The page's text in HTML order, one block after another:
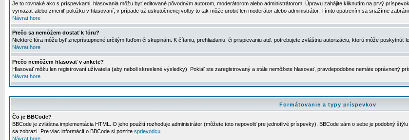
Je to rovnaké ako s príspevkami, hlasovania môžu byť editované pôvodným autorom, moderátorom alebo administrátorom. Úpravu zahájite kliknutím na prvý
vymazať alebo zmeniť položku v hlasovaní, v prípade už uskutočnenej voľby to tak môže urobiť len moderátor alebo administrátor. Tímto opatrením sa snažíme
Návrat hore
Prečo sa nemôžem dostať k fóru?
Niektoré fóra môžu byť zneprístupnené určitým ľuďom či skupinám. K čítaniu, prehliadaniu, či prispievaniu atď. potrebujete zvláštnu autorizáciu, ktorú môže poskytnúť
Návrat hore
Prečo nemôžem hlasovať v ankete?
Hlasovať môžu len registrovaní užívatelia (aby neboli skreslené výsledky). Pokiaľ ste zaregistrovaný a stále nemôžete hlasovať, pravdepodobne nemáte oprávnený
Návrat hore
Formátovanie a typy príspevkov
Čo je BBCode?
BBCode je zvláštna implementácia HTML. O jeho použití rozhoduje administrátor (môžete toto nepovoliť pre jednotlivé príspevky). BBCode sám o sebe je podobný
sa zobrazí. Pre viac informácií o BBCode si pozrite sprievodcu
Návrat hore